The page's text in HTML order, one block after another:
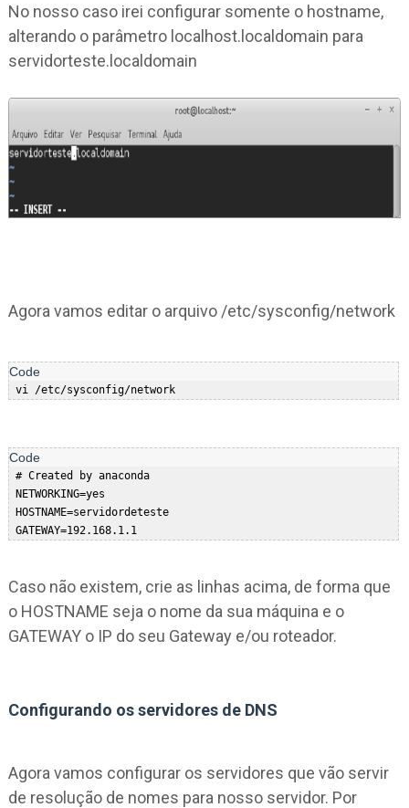
No nosso caso irei configurar somente o hostname,
alterando o parâmetro localhost.localdomain para
servidorteste.localdomain
Agora vamos editar o arquivo /etc/sysconfig/network
# Created by anaconda
NETWORKING=yes
HOSTNAME=servidordeteste
Caso não existem, crie as linhas acima, de forma que
o HOSTNAME seja o nome da sua máquina e o
GATEWAY o IP do seu Gateway e/ou roteador.
Configurando os servidores de DNS
Agora vamos configurar os servidores que vão servir
de resolução de nomes para nosso servidor. Por